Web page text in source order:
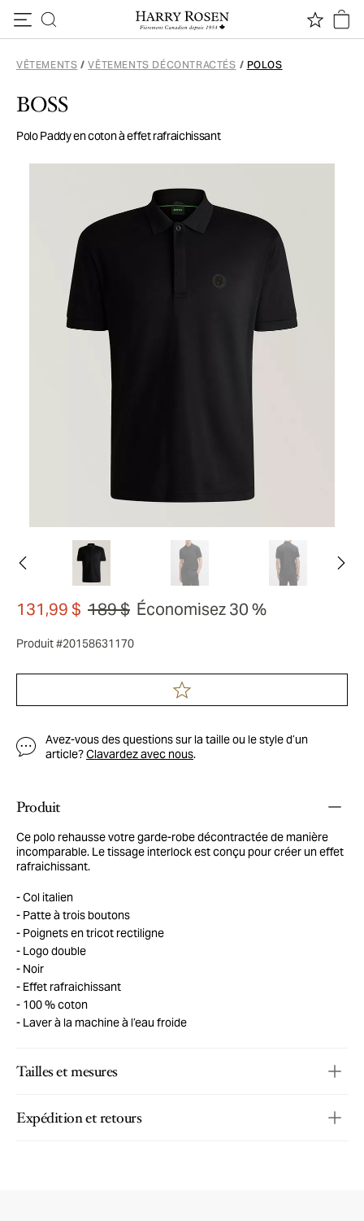
VÊTEMENTS / VÊTEMENTS DÉCONTRACTÉS / POLOS
BOSS
Polo Paddy en coton à effet rafraichissant
131,99 $ 189 $ Économisez 30 %
Produit #20158631170
Avez-vous des questions sur la taille ou le style d’un
article?Clavardez avec nous.
Produit
Ce polo rehausse votre garde-robe décontractée de manière
incomparable. Le tissage interlock est conçu pour créer un effet
rafraichissant.
Col italien
Patte à trois boutons
Poignets en tricot rectiligne
Logo double
Noir
Effet rafraichissant
100 % coton
Laver à la machine à l’eau froide
Tailles et mesures
Expédition et retours